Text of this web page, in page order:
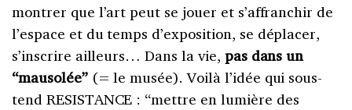
montrer que l’art peut se jouer et s’affranchir de
l’espace et du temps d’exposition, se déplacer,
s’inscrire ailleurs… Dans la vie, pas dans un
“mausolée”(= le musée). Voilà l’idée qui sous-
tend RESISTANCE : “mettre en lumière des